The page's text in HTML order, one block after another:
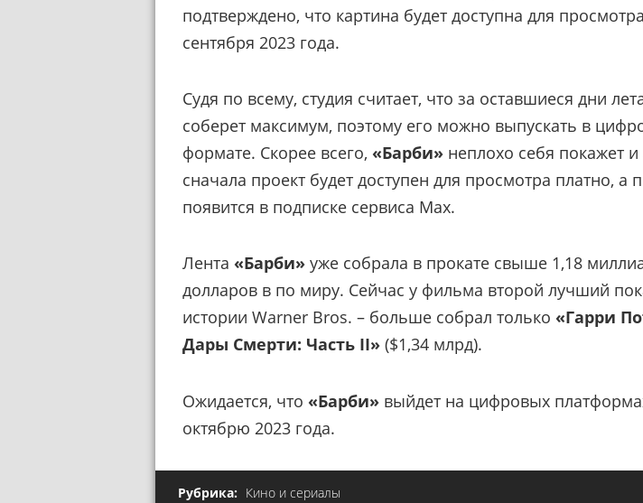
подтверждено, что картина будет доступна для
сентября 2023 года.
Судя по всему, студия считает, что за оставшиеся дни
соберет максимум, поэтому его можно выпускать в
формате. Скорее всего, «Барби» неплохо себя покажет
сначала проект будет доступен для просмотра платно, а
появится в подписке сервиса Max.
Лента «Барби» уже собрала в прокате свыше 1,18
долларов в по миру. Сейчас у фильма второй лучший
истории Warner Bros. – больше собрал только «Гарри
Дары Смерти: Часть II» ($1,34 млрд).
Ожидается, что «Барби» выйдет на цифровых
октябрю 2023 года.
Рубрика: Кино и сериалы